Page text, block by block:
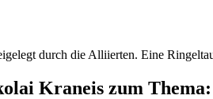
durch die Alliierten. Eine
Kraneis zum